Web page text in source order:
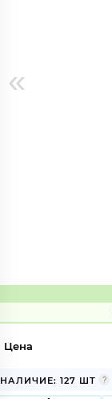
«
Цена
НАЛИЧИЕ: 127 ШТ